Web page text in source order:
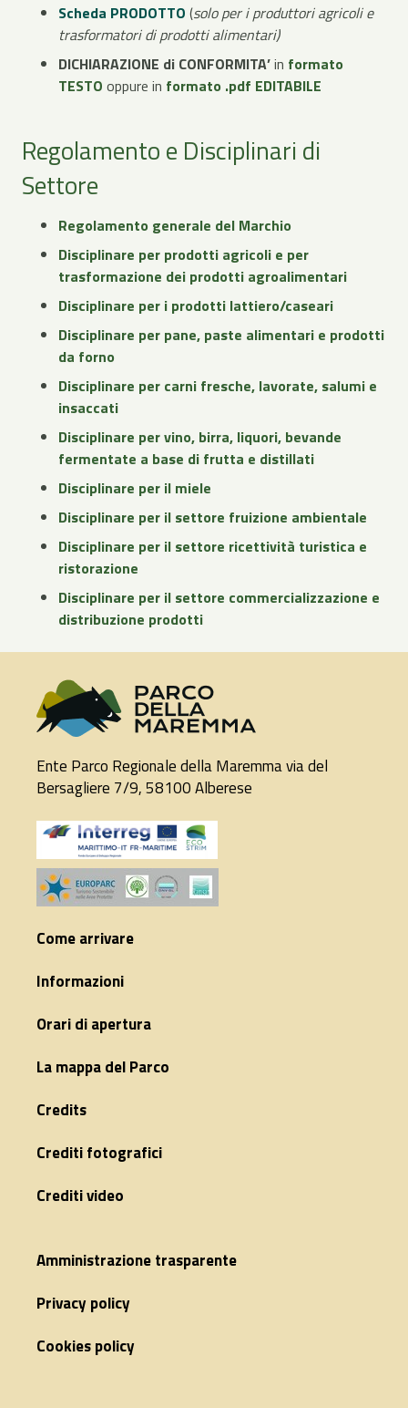
Scheda PRODOTTO (solo per i produttori agricoli e
trasformatori di prodotti alimentari)
DICHIARAZIONE di CONFORMITA’in formato
TESTO oppure in formato .pdf EDITABILE
Regolamento e Disciplinari di
Settore
Regolamento generale del Marchio
Disciplinare per prodotti agricoli e per
trasformazione dei prodotti agroalimentari
Disciplinare per i prodotti lattiero/caseari
Disciplinare per pane, paste alimentari e prodotti
da forno
Disciplinare per carni fresche, lavorate, salumi e
insaccati
Disciplinare per vino, birra, liquori, bevande
fermentate a base di frutta e distillati
Disciplinare per il miele
Disciplinare per il settore fruizione ambientale
Disciplinare per il settore ricettività turistica e
ristorazione
Disciplinare per il settore commercializzazione e
distribuzione prodotti
Ente Parco Regionale della Maremma via del
Bersagliere 7/9, 58100 Alberese
Come arrivare
Informazioni
Orari di apertura
La mappa del Parco
Credits
Crediti fotografici
Crediti video
Amministrazione trasparente
Privacy policy
Cookies policy